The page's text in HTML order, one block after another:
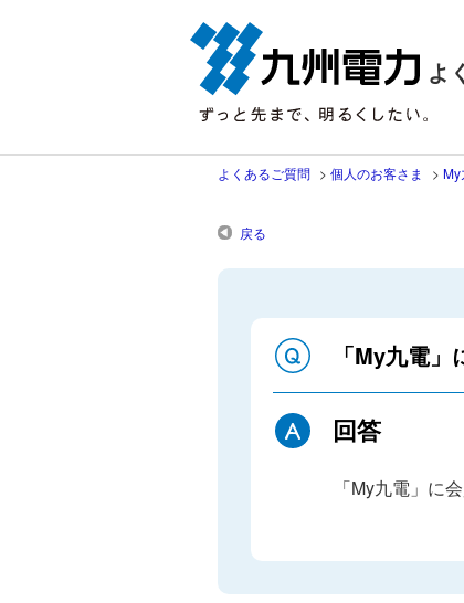
よ
よくあるご質問 > 個人のお客さま > My
戻る
「My九電
回答
「My九電」に